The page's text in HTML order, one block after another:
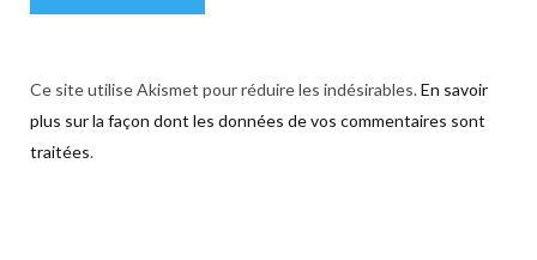
Ce site utilise Akismet pour réduire les indésirables.En savoir
plus sur la façon dont les données de vos commentaires sont
traitées.